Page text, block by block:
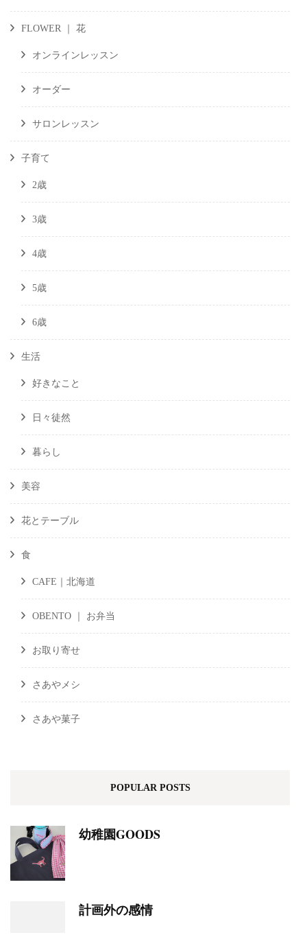
FLOWER ｜ 花
オンラインレッスン
オーダー
サロンレッスン
子育て
2歳
3歳
4歳
5歳
6歳
生活
好きなこと
日々徒然
暮らし
美容
花とテーブル
食
CAFE｜北海道
OBENTO ｜ お弁当
お取り寄せ
さあやメシ
さあや菓子
POPULAR POSTS
幼稚園GOODS
計画外の感情